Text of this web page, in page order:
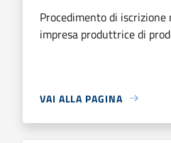
Procedimento di
impresa produttrice di
VAI ALLA PAGINA